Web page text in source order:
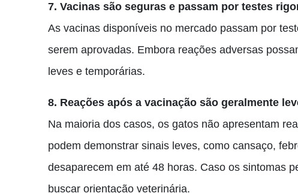
7. Vacinas são seguras e passam por testes
As vacinas disponíveis no mercado passam por
serem aprovadas. Embora reações adversas
leves e temporárias.
8. Reações após a vacinação são geralmente
Na maioria dos casos, os gatos não apresentam
podem demonstrar sinais leves, como cansaço,
desaparecem em até 48 horas. Caso os sintomas
buscar orientação veterinária.